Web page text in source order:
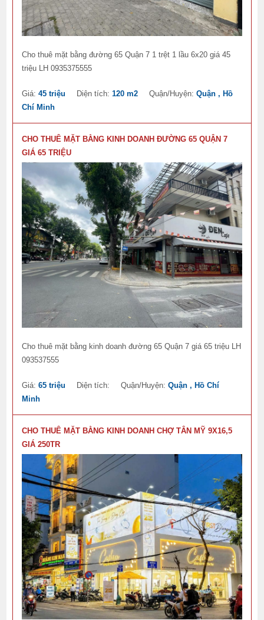
Cho thuê mặt bằng đường 65 Quận 7 1 trệt 1 lầu 6x20 giá 45
triệu LH 0935375555
Giá:45 triệu Diện tích:120 m2 Quận/Huyện:Quận , Hồ
Chí Minh
CHO THUÊ MẶT BẰNG KINH DOANH ĐƯỜNG 65 QUẬN 7
GIÁ 65 TRIỆU
Cho thuê mặt bằng kinh doanh đường 65 Quận 7 giá 65 triệu LH
093537555
Giá:65 triệu Diện tích: Quận/Huyện:Quận , Hồ Chí
Minh
CHO THUÊ MẶT BẰNG KINH DOANH CHỢ TÂN MỸ 9X16,5
GIÁ 250TR